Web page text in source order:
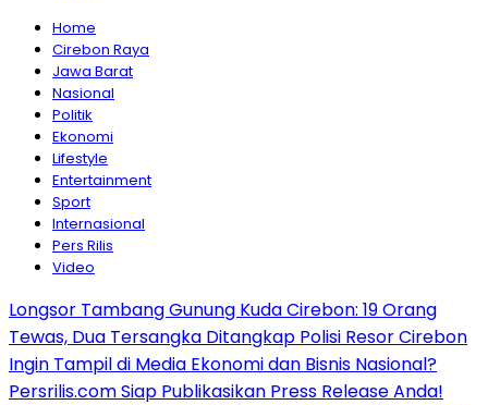
Home
Cirebon Raya
Jawa Barat
Nasional
Politik
Ekonomi
Lifestyle
Entertainment
Sport
Internasional
Pers Rilis
Video
Longsor Tambang Gunung Kuda Cirebon: 19 Orang
Tewas, Dua Tersangka Ditangkap Polisi Resor Cirebon
Ingin Tampil di Media Ekonomi dan Bisnis Nasional?
Persrilis.com Siap Publikasikan Press Release Anda!